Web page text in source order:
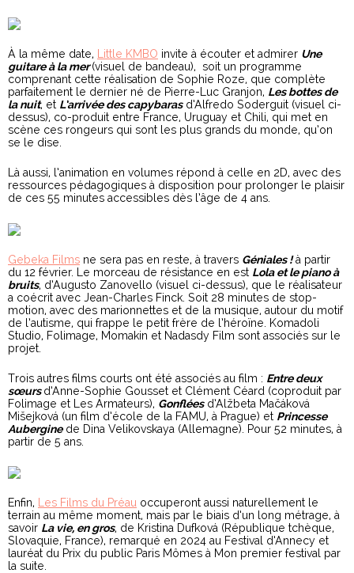
À la même date, Little KMBO invite à écouter et admirer Une
guitare à la mer(visuel de bandeau), soit un programme
comprenant cette réalisation de Sophie Roze, que complète
parfaitement le dernier né de Pierre-Luc Granjon, Les bottes de
la nuit, et L’arrivée des capybarasd’Alfredo Soderguit (visuel ci-
dessus), co-produit entre France, Uruguay et Chili, qui met en
scène ces rongeurs qui sont les plus grands du monde, qu’on
se le dise.
Là aussi, l’animation en volumes répond à celle en 2D, avec des
ressources pédagogiques à disposition pour prolonger le plaisir
de ces 55 minutes accessibles dès l’âge de 4 ans.
Gebeka Films ne sera pas en reste, à travers Géniales !à partir
du 12 février. Le morceau de résistance en est Lola et le piano à
bruits, d’Augusto Zanovello (visuel ci-dessus), que le réalisateur
a coécrit avec Jean-Charles Finck. Soit 28 minutes de stop-
motion, avec des marionnettes et de la musique, autour du motif
de l’autisme, qui frappe le petit frère de l’héroïne. Komadoli
Studio, Folimage, Momakin et Nadasdy Film sont associés sur le
projet.
Trois autres films courts ont été associés au film : Entre deux
sœurs d’Anne-Sophie Gousset et Clément Céard (coproduit par
Folimage et Les Armateurs), Gonfléesd’Alžbeta Mačáková
Mišejková (un film d’école de la FAMU, à Prague) et Princesse
Auberginede Dina Velikovskaya (Allemagne). Pour 52 minutes, à
partir de 5 ans.
Enfin, Les Films du Préau occuperont aussi naturellement le
terrain au même moment, mais par le biais d’un long métrage, à
savoir La vie, en gros, de Kristina Dufková (République tchèque,
Slovaquie, France), remarqué en 2024 au Festival d’Annecy et
lauréat du Prix du public Paris Mômes à Mon premier festival par
la suite.